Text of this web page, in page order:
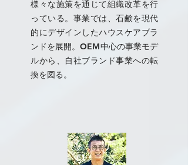
様々な施策を通じて組織改革を行
っている。事業では、石鹸を現代
的にデザインしたハウスケアブラ
ンドを展開。OEM中心の事業モデ
ルから、自社ブランド事業への転
換を図る。